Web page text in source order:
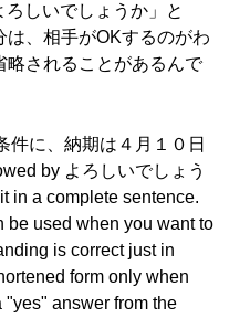
しいでしょうか」と
、相手がOKするのがわ
略されることがあるんで
件に、納期は４月１０日
by よろしいでしょう
in a complete sentence.
be used when you want to
is correct just in
form only when
answer from the